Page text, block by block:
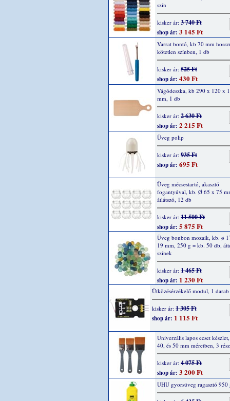
szín
kisker ár: 3 740 Ft
shop ár: 3 145 Ft
Varrat bontó, kb 70 mm
kötetlen színben, 1 db
kisker ár: 525 Ft
shop ár: 430 Ft
Vágódeszka, kb 290 x 120 x
mm, 1 db
kisker ár: 2 630 Ft
shop ár: 2 215 Ft
Üveg polip
kisker ár: 935 Ft
shop ár: 695 Ft
Üveg mécsestartó, akasztó
fogantyúval, kb. Ø 65 x 75
átlátszó, 12 db
kisker ár: 11 500 Ft
shop ár: 5 875 Ft
Üveg bonbon mozaik, kb. ø
19 mm, 250 g = kb. 50 db,
színek
kisker ár: 1 465 Ft
shop ár: 1 230 Ft
Ütközésérzékelő modul, 1 darab
kisker ár: 1 305 Ft
shop ár: 1 115 Ft
Univerzális lapos ecset
40, és 50 mm méretben, 3
kisker ár: 4 075 Ft
shop ár: 3 200 Ft
UHU gyorsüveg ragasztó 950